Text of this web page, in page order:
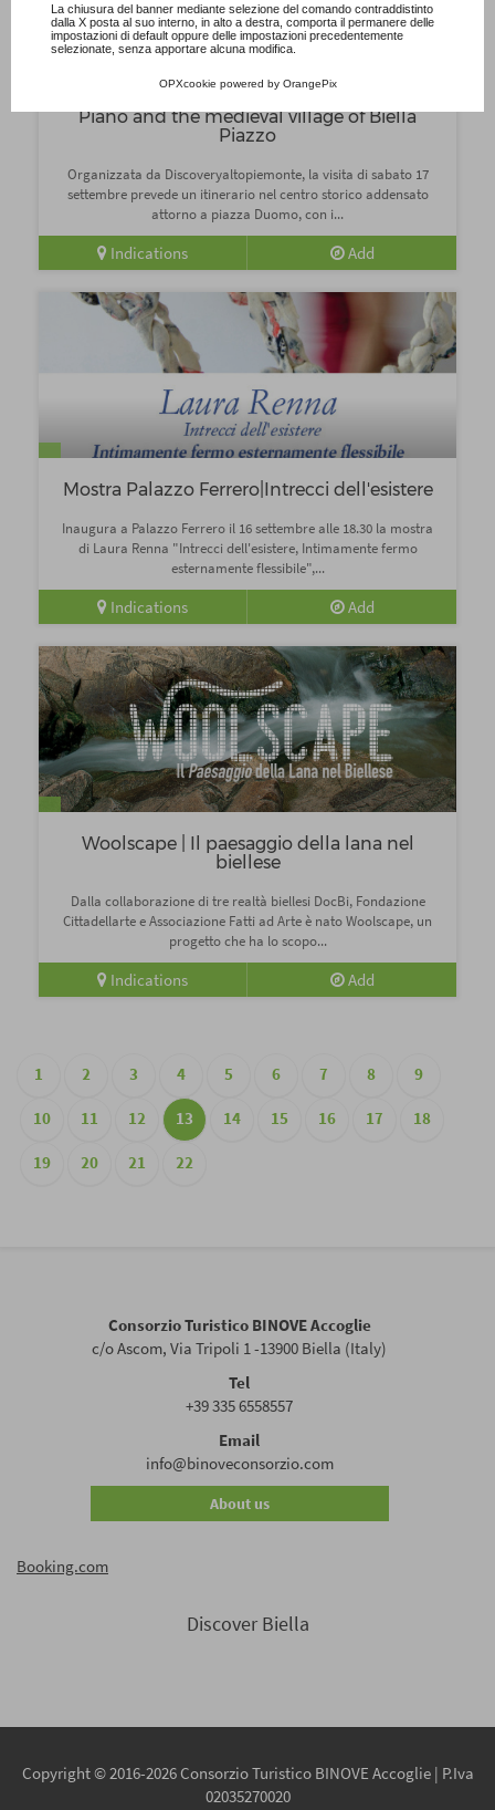
La chiusura del banner mediante selezione del comando contraddistinto
dalla X posta al suo interno, in alto a destra, comporta il permanere delle
impostazioni di default oppure delle impostazioni precedentemente
selezionate, senza apportare alcuna modifica.
OPXcookie powered by OrangePix
Piano and the medieval village of Biella
Piazzo
Organizzata da Discoveryaltopiemonte, la visita di sabato 17
settembre prevede un itinerario nel centro storico addensato
attorno a piazza Duomo, con i...
Indications Add
Mostra Palazzo Ferrero|Intrecci dell'esistere
Inaugura a Palazzo Ferrero il 16 settembre alle 18.30 la mostra
di Laura Renna "Intrecci dell'esistere, Intimamente fermo
esternamente flessibile",...
Indications Add
Woolscape | Il paesaggio della lana nel
biellese
Dalla collaborazione di tre realtà biellesi DocBi, Fondazione
Cittadellarte e Associazione Fatti ad Arte è nato Woolscape, un
progetto che ha lo scopo...
Indications Add
1 2 3 4 5 6 7 8 9
10 11 12 13 14 15 16 17 18
19 20 21 22
Consorzio Turistico BINOVE Accoglie
c/o Ascom, Via Tripoli 1 -13900 Biella (Italy)
Tel
+39 335 6558557
Email
info@binoveconsorzio.com
About us
Booking.com
Discover Biella
Copyright © 2016-2026 Consorzio Turistico BINOVE Accoglie | P.Iva
02035270020